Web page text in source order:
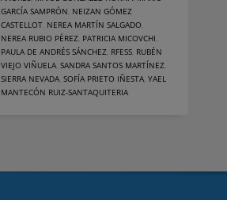
GARCÍA SAMPRÓN, NEIZAN GÓMEZ
CASTELLOT, NEREA MARTÍN SALGADO,
NEREA RUBIO PÉREZ, PATRICIA MICOVCHI,
PAULA DE ANDRÉS SÁNCHEZ, RFESS, RUBÉN
VIEJO VIÑUELA, SANDRA SANTOS MARTÍNEZ,
SIERRA NEVADA, SOFÍA PRIETO IÑESTA, YAEL
MANTECÓN RUIZ-SANTAQUITERIA